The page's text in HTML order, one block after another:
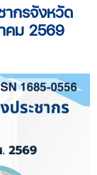
ากรจังหวัด
คม 2569